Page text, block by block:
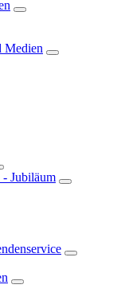
Medien
Jubiläum